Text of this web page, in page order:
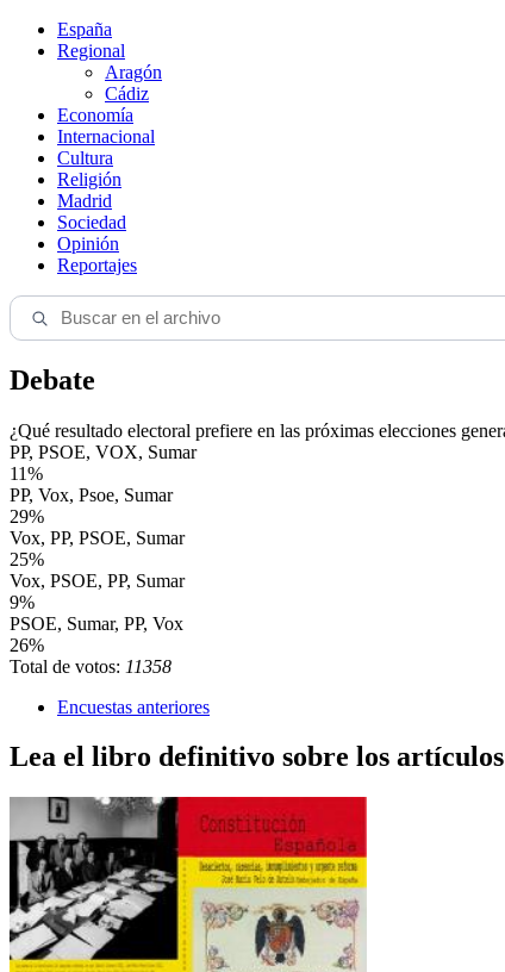
España
Regional
Aragón
Cádiz
Economía
Internacional
Cultura
Religión
Madrid
Sociedad
Opinión
Reportajes
Debate
¿Qué resultado electoral prefiere en las próximas elecciones
PP, PSOE, VOX, Sumar
11%
PP, Vox, Psoe, Sumar
29%
Vox, PP, PSOE, Sumar
25%
Vox, PSOE, PP, Sumar
9%
PSOE, Sumar, PP, Vox
26%
Total de votos: 11358
Encuestas anteriores
Lea el libro definitivo sobre los